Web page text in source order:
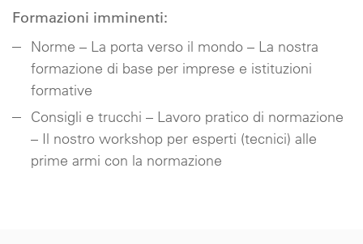
Formazioni imminenti:
Norme – La porta verso il mondo – La nostra
formazione di base per imprese e istituzioni
formative
Consigli e trucchi – Lavoro pratico di normazione
– Il nostro workshop per esperti (tecnici) alle
prime armi con la normazione